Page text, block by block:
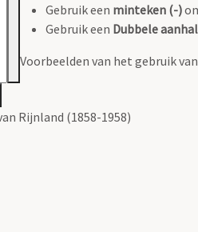
Gebruik een minteken (-)
Gebruik een Dubbele
Voorbeelden van het gebruik
Rijnland (1858-1958)